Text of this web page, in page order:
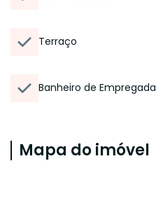
Terraço
Banheiro de Empregada
Mapa do imóvel